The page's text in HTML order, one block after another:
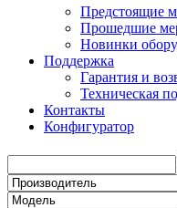
Предстоящие
Прошедшие
Новинки
Поддержка
Гарантия и
Техническая
Контакты
Конфигуратор